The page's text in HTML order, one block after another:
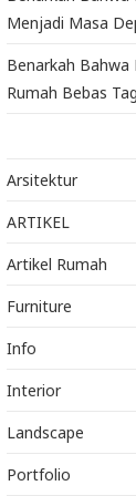
Menjadi Masa
Benarkah
Rumah Bebas
Arsitektur
ARTIKEL
Artikel Rumah
Furniture
Info
Interior
Landscape
Portfolio